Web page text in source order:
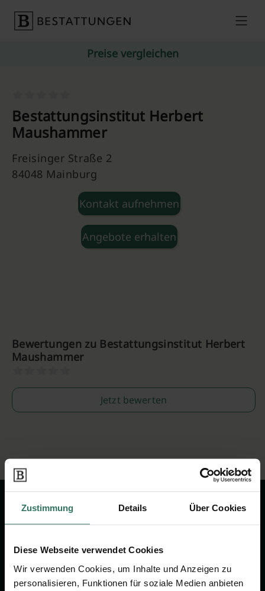
Zustimmung Details Über Cookies
Diese Webseite verwendet Cookies
Wir verwenden Cookies, um Inhalte und Anzeigen zu
personalisieren, Funktionen für soziale Medien anbieten
Preise vergleichen
Bestattungsinstitut Herbert
Maushammer
Freisinger Straße 2
84048 Mainburg
Kontakt aufnehmen
Angebote erhalten
Bewertungen zu Bestattungsinstitut Herbert
Maushammer
Jetzt bewerten
um das Thema Bestattung &
Vorsorge.